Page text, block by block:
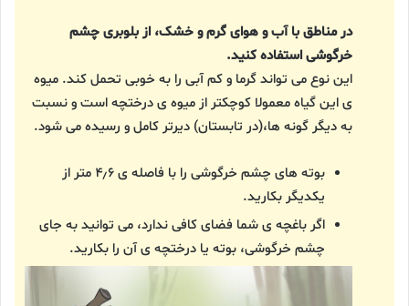
در مناطق با آب و هوای گرم و خشک، از بلوبری چشم
خرگوشی استفاده کنید.
این نوع می تواند گرما و کم آبی را به خوبی تحمل کند. میوه
ی این گیاه معمولا کوچکتر از میوه ی درختچه است و نسبت
به دیگر گونه ها،(در تابستان) دیرتر کامل و رسیده می شود.
بوته های چشم خرگوشی را با فاصله ی ۴٫۶ متر از
یکدیگر بکارید.
اگر باغچه ی شما فضای کافی ندارد، می توانید به جای
چشم خرگوشی، بوته یا درختچه ی آن را بکارید.